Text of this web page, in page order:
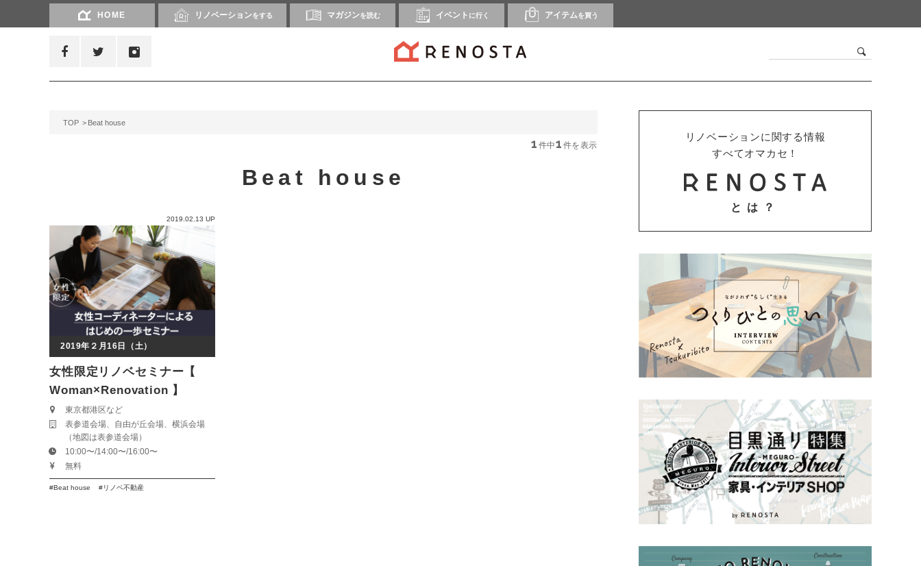
HOME リノベーションをする マガジンを読む イベント に行く アイテムを買う
TOP Beat house
1 件中1 件を表示
Beat house
2019.02.13 UP
2019年２月16日（土）
女性限定リノベセミナー【
Woman×Renovation 】
東京都港区など
表参道会場、自由が丘会場、横浜会場
（地図は表参道会場）
10:00〜/14:00〜/16:00〜
無料
Beat house リノベ不動産
リノベーションに関する情報
すべてオマカセ！
とは？